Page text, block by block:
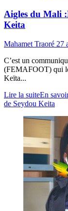
Aigles du Mali
Keita
Mahamet Traoré 27
C’est un
(FEMAFOOT) qui
Keïta...
Lire la suiteEn
de Seydou Keita